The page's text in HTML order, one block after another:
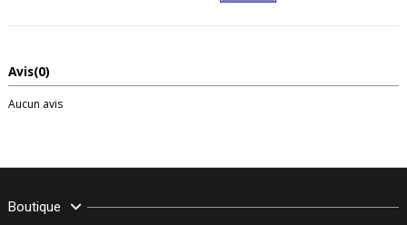
Avis(0)
Aucun avis
Boutique